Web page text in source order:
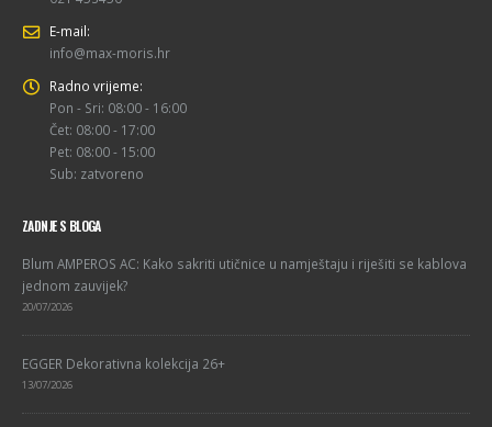
E-mail:
info@max-moris.hr
Radno vrijeme:
Pon - Sri: 08:00 - 16:00
Čet: 08:00 - 17:00
Pet: 08:00 - 15:00
Sub: zatvoreno
ZADNJE S BLOGA
Blum AMPEROS AC: Kako sakriti utičnice u namještaju i riješiti se kablova
jednom zauvijek?
20/07/2026
EGGER Dekorativna kolekcija 26+
13/07/2026